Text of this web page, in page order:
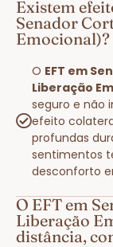
Existem
Senador
Emocional)?
O EFT em
Liberação
seguro e não
efeito
profundas
sentimentos
desconforto
O EFT em
Liberação
distância,